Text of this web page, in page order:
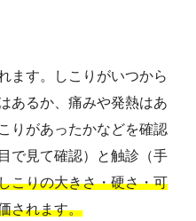
ます。しこりがいつから
あるか、痛みや発熱はあ
りがあったかなどを確認
で見て確認）と触診（手
こりの大きさ・硬さ・可
されます。